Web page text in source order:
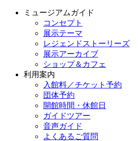
ミュージアムガイド
コンセプト
展示テーマ
レジェンドストーリーズ
展示アーカイブ
ショップ＆カフェ
利用案内
入館料／チケット予約
団体予約
開館時間・休館日
ガイドツアー
音声ガイド
よくあるご質問